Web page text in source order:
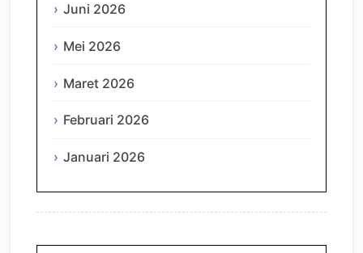
Juni 2026
Mei 2026
Maret 2026
Februari 2026
Januari 2026